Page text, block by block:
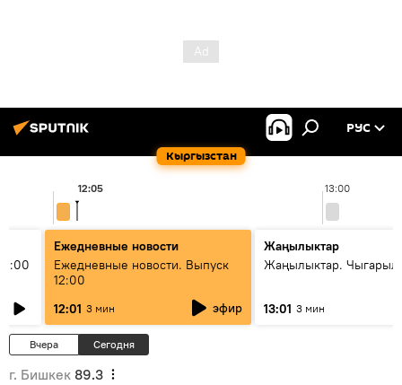
Кыргызстан
РУС
13:00
12:05
Ежедневные новости
Ежедневные новости. Выпуск
12:00
12:01 3 мин эфир
Жаңылыктар
Жаңылыктар.
13:01 3 мин
Вчера Сегодня
г. Бишкек 89.3